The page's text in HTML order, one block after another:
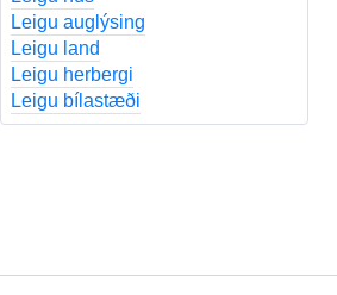
Leigu auglýsing
Leigu land
Leigu herbergi
Leigu bílastæði